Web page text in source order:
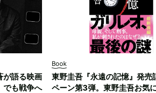
が語る映画
でも戦争へ
Book
東野圭吾『永遠の記憶』発売
ペーン第3弾。東野圭吾お気